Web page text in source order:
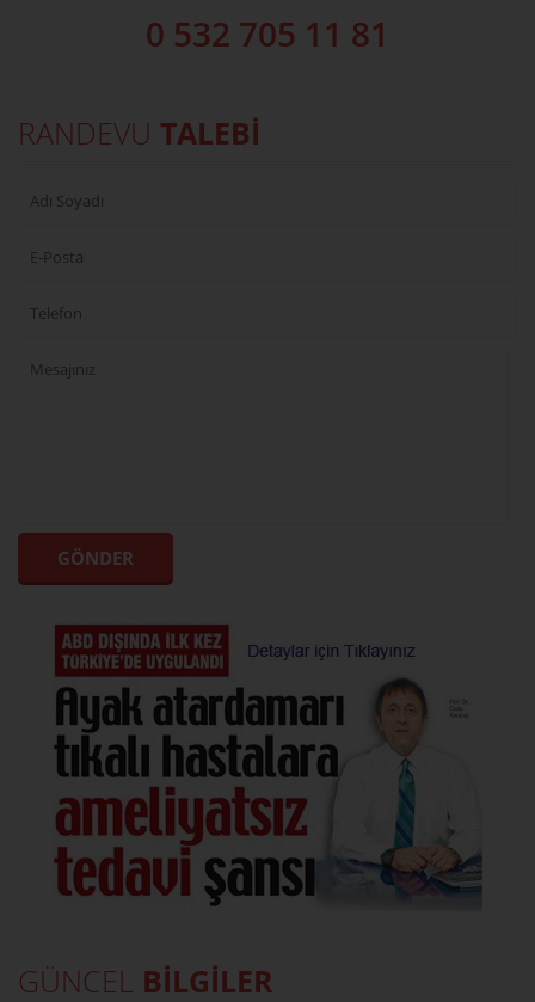
0 532 705 11 81
RANDEVU TALEBİ
GÜNCEL BİLGİLER